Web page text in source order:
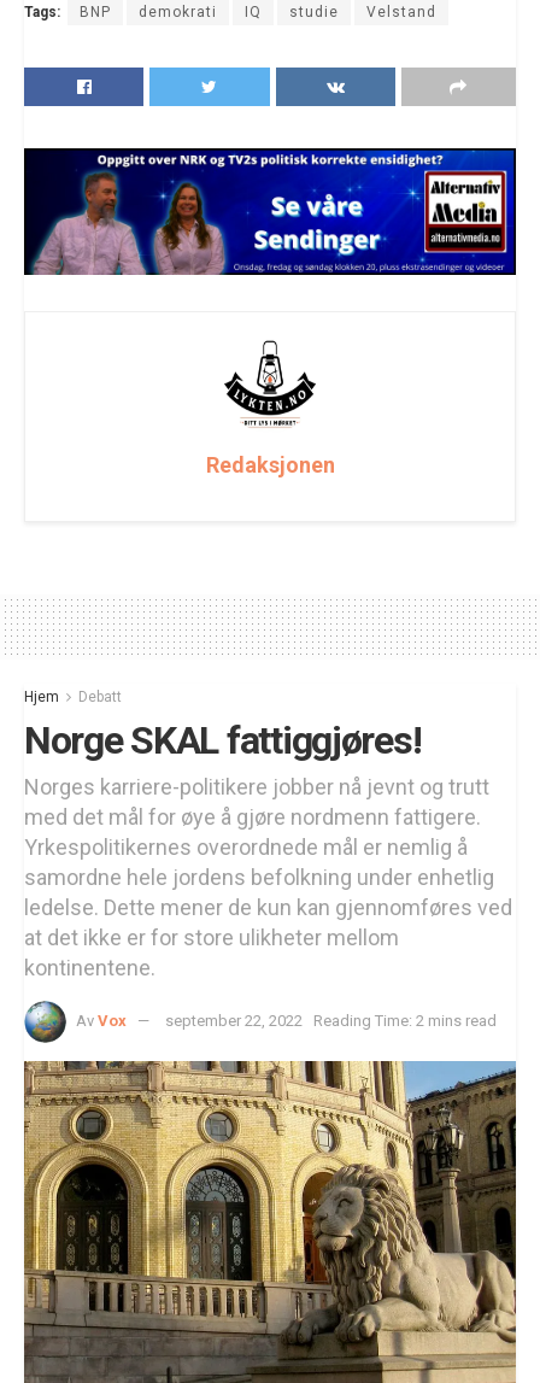
Tags: BNP demokrati IQ studie Velstand
Redaksjonen
Hjem Debatt
Norge SKAL fattiggjøres!
Norges karriere-politikere jobber nå jevnt og trutt
med det mål for øye å gjøre nordmenn fattigere.
Yrkespolitikernes overordnede mål er nemlig å
samordne hele jordens befolkning under enhetlig
ledelse. Dette mener de kun kan gjennomføres ved
at det ikke er for store ulikheter mellom
kontinentene.
Av Vox september 22, 2022 Reading Time: 2 mins read